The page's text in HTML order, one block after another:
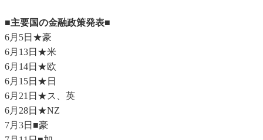
■主要国の金融政策発表■
6月5日★豪
6月13日★米
6月14日★欧
6月15日★日
6月21日★ス、英
6月28日★NZ
7月3日■豪